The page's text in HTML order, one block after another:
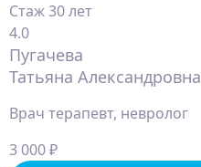
Стаж 30 лет
4.0
Пугачева
Татьяна Александровна
Врач терапевт, невролог
3 000 ₽